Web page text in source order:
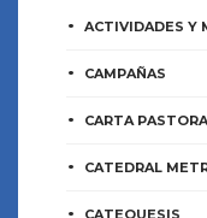
ACTIVIDADES Y
CAMPAÑAS
CARTA
CATEDRAL
CATEQUESIS